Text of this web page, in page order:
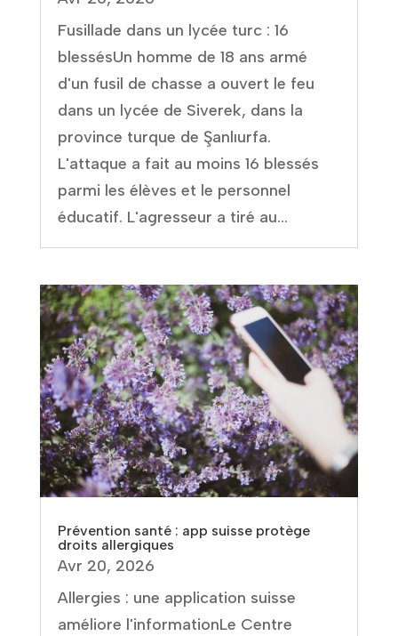
Fusillade dans un lycée turc : 16
blessésUn homme de 18 ans armé
d'un fusil de chasse a ouvert le feu
dans un lycée de Siverek, dans la
province turque de Şanlıurfa.
L'attaque a fait au moins 16 blessés
parmi les élèves et le personnel
éducatif. L'agresseur a tiré au...
Prévention santé : app suisse protège
droits allergiques
Avr 20, 2026
Allergies : une application suisse
améliore l'informationLe Centre